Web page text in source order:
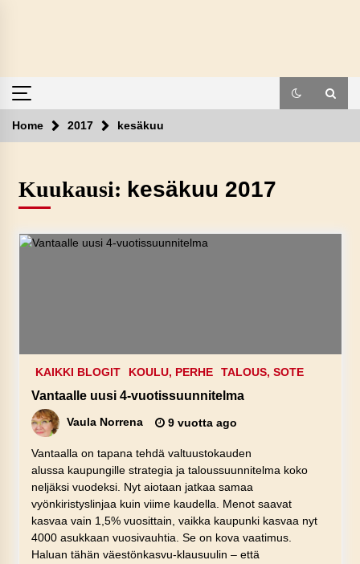
Home 2017 kesäkuu
Kuukausi: kesäkuu 2017
KAIKKI BLOGIT KOULU, PERHE TALOUS, SOTE
Vantaalle uusi 4-vuotissuunnitelma
Vaula Norrena 9 vuotta ago
Vantaalla on tapana tehdä valtuustokauden
alussa kaupungille strategia ja taloussuunnitelma koko
neljäksi vuodeksi. Nyt aiotaan jatkaa samaa
vyönkiristyslinjaa kuin viime kaudella. Menot saavat
kasvaa vain 1,5% vuosittain, vaikka kaupunki kasvaa nyt
4000 asukkaan vuosivauhtia. Se on kova vaatimus.
Haluan tähän väestönkasvu-klausuulin – että